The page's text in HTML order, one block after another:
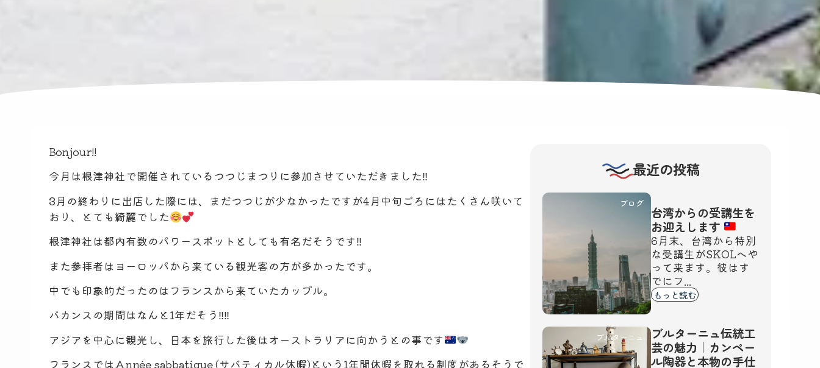
Bonjour!!
今月は根津神社で開催されているつつじまつりに参加させていただきました‼︎
3月の終わりに出店した際には、まだつつじが少なかったですが4月中旬ごろにはたくさん咲いて
おり、とても綺麗でした
根津神社は都内有数のパワースポットとしても有名だそうです‼︎
また参拝者はヨーロッパから来ている観光客の方が多かったです。
中でも印象的だったのはフランスから来ていたカップル。
バカンスの期間はなんと1年だそう‼︎‼︎
アジアを中心に観光し、日本を旅行した後はオーストラリアに向かうとの事です
フランスではAnnée sabbatique (サバティカル休暇)という1年間休暇を取れる制度があるそうで
最近の投稿
ブログ
台湾からの受講生を
お迎えします
6月末、台湾から特別
な受講生がSKOLへや
って来ます。彼はす
でにフ...
もっと読む
ブルターニュ
ブルターニュ伝統工
芸の魅力｜カンペー
ル陶器と本物の手仕